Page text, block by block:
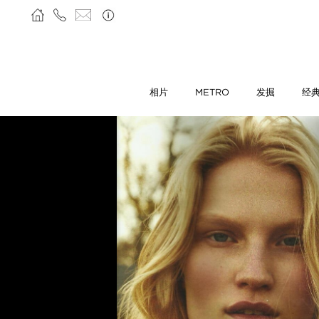
相片 METRO 发掘 经